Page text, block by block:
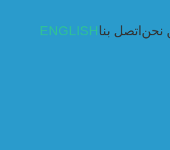
نحن اتصل بناENGLISH